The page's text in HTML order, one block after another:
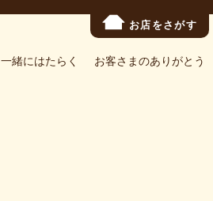
お店をさがす
一緒にはたらく お客さまのありがとう